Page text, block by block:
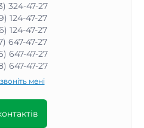
324-47-27
124-47-27
124-47-27
647-47-27
647-47-27
647-47-27
мені